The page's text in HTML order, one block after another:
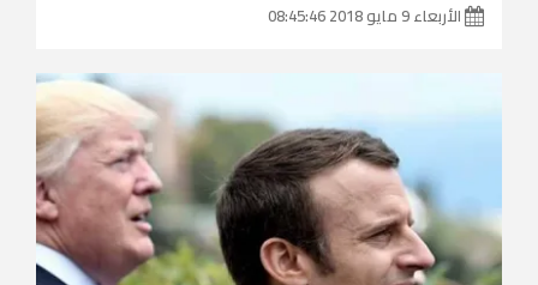
الأربعاء 9 مايو 2018 08:45:46